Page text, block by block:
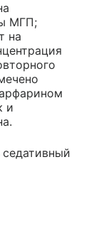
МГП;
на
и